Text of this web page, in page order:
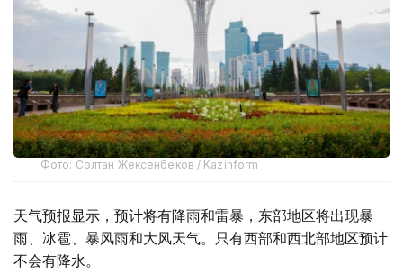
Фото: Солтан Жексенбеков / Kazinform
天气预报显示，预计将有降雨和雷暴，东部地区将出现暴
雨、冰雹、暴风雨和大风天气。只有西部和西北部地区预计
不会有降水。